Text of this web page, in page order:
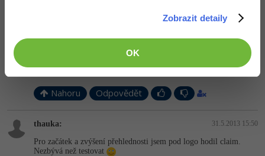
Zobrazit detaily
OK
mě hned napadlo že návštěvník co neumí anglicky nepochopí o co
botičku
trošku mě mátlo že jsou nahoře tlačítka pro vývěr typu boty a po
rozkliknutí se vlevo zobrazí kategorie kde je to samé jen v jiné
formě.
Nahoru Odpovědět
thauka: 31.5.2013 15:50
Pro začátek a zvýšení přehlednosti jsem pod logo hodil claim.
Nezbývá než testovat